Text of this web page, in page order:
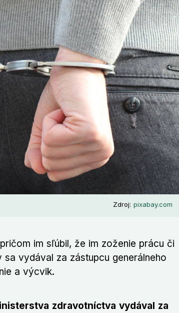
Zdroj: pixabay.com
pričom im sľúbil, že im zoženie prácu či
vydával za zástupcu generálneho
a výcvik.
zdravotníctva vydával za